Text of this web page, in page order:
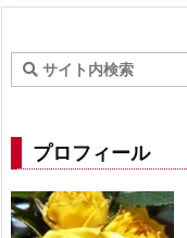
プロフィール